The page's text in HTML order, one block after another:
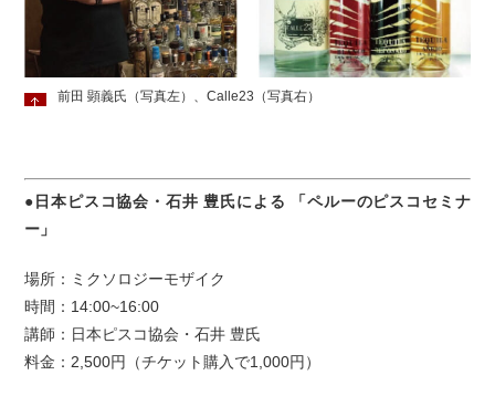
前田 顕義氏（写真左）、Calle23（写真右）
●日本ピスコ協会・石井 豊氏による 「ペルーのピスコセミナ
ー」
場所：ミクソロジーモザイク
時間：14:00~16:00
講師：日本ピスコ協会・石井 豊氏
料金：2,500円（チケット購入で1,000円）